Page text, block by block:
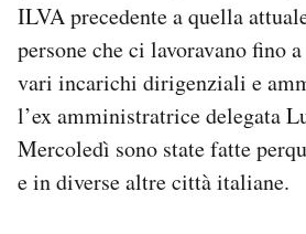
ILVA precedente a quella
persone che ci lavoravano fino
vari incarichi dirigenziali e
l’ex amministratrice delegata
Mercoledì sono state fatte
e in diverse altre città italiane.